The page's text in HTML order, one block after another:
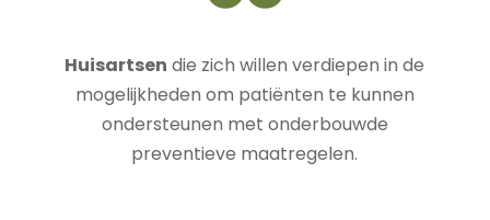
Huisartsen die zich willen verdiepen in de
mogelijkheden om patiënten te kunnen
ondersteunen met onderbouwde
preventieve maatregelen.